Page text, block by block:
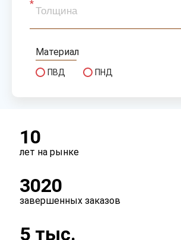
Материал
ПВД ПНД
да
10
лет на рынке
3020
завершенных заказов
5 тыс.